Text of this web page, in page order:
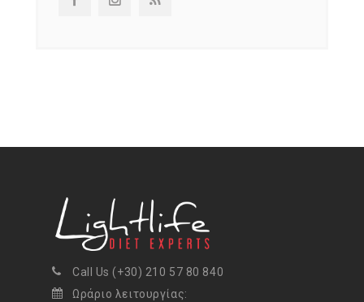
Call Us (+30) 210 57 80 840
Ωράριο λειτουργίας: